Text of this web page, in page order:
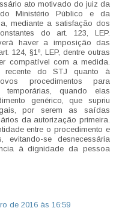
ato motivado do juiz da
Ministério Público e da
mediante a satisfação dos
do art. 123, LEP.
haver a imposição das
124, §1º, LEP, dentre outras
compatível com a medida.
recente do STJ quanto à
procedimentos para
quando elas
genérico, que supriu
por serem as saídas
da autorização primeira.
entre o procedimento e
evitando-se desnecessária
à dignidade da pessoa
de 2016 às 16:59